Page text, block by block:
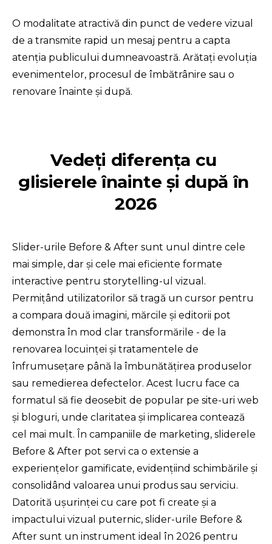
O modalitate atractivă din punct de vedere vizual
de a transmite rapid un mesaj pentru a capta
atenția publicului dumneavoastră. Arătați evoluția
evenimentelor, procesul de îmbătrânire sau o
renovare înainte și după.
Vedeți diferența cu
glisierele înainte și după în
2026
Slider-urile Before & After sunt unul dintre cele
mai simple, dar și cele mai eficiente formate
interactive pentru storytelling-ul vizual.
Permițând utilizatorilor să tragă un cursor pentru
a compara două imagini, mărcile și editorii pot
demonstra în mod clar transformările - de la
renovarea locuinței și tratamentele de
înfrumusețare până la îmbunătățirea produselor
sau remedierea defectelor. Acest lucru face ca
formatul să fie deosebit de popular pe site-uri web
și bloguri, unde claritatea și implicarea contează
cel mai mult. În campaniile de marketing, sliderele
Before & After pot servi ca o extensie a
experiențelor gamificate, evidențiind schimbările și
consolidând valoarea unui produs sau serviciu.
Datorită ușurinței cu care pot fi create și a
impactului vizual puternic, slider-urile Before &
After sunt un instrument ideal în 2026 pentru